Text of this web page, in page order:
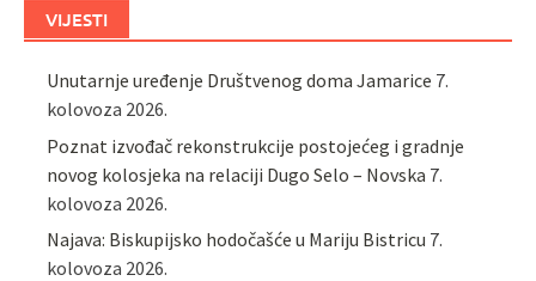
VIJESTI
Unutarnje uređenje Društvenog doma Jamarice 7.
kolovoza 2026.
Poznat izvođač rekonstrukcije postojećeg i gradnje
novog kolosjeka na relaciji Dugo Selo – Novska 7.
kolovoza 2026.
Najava: Biskupijsko hodočašće u Mariju Bistricu 7.
kolovoza 2026.